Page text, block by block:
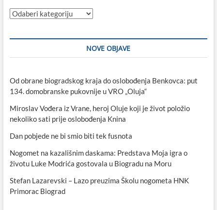
Kategorije
NOVE OBJAVE
Od obrane biogradskog kraja do oslobođenja Benkovca: put
134. domobranske pukovnije u VRO „Oluja“
Miroslav Vođera iz Vrane, heroj Oluje koji je život položio
nekoliko sati prije oslobođenja Knina
Dan pobjede ne bi smio biti tek fusnota
Nogomet na kazališnim daskama: Predstava Moja igra o
životu Luke Modrića gostovala u Biogradu na Moru
Stefan Lazarevski – Lazo preuzima Školu nogometa HNK
Primorac Biograd